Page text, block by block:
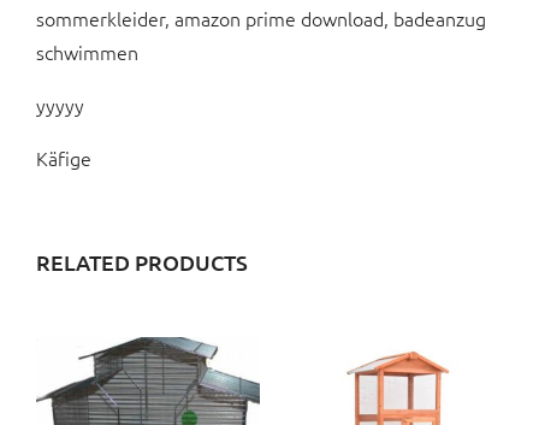
sommerkleider, amazon prime download, badeanzug
schwimmen
yyyyy
Käfige
RELATED PRODUCTS